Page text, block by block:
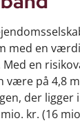
med en
Med en
være på 4,8
der ligger i
kr. (16